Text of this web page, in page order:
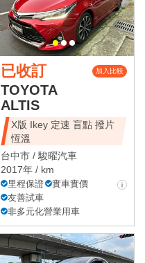
已收訂 加入比較
TOYOTA
ALTIS
X版 Ikey 定速 盲點 撥片
恆溫
台中市 / 駿曜汽車
2017年 / km
里程保證
實車實價
友善試車
非多元化營業用車